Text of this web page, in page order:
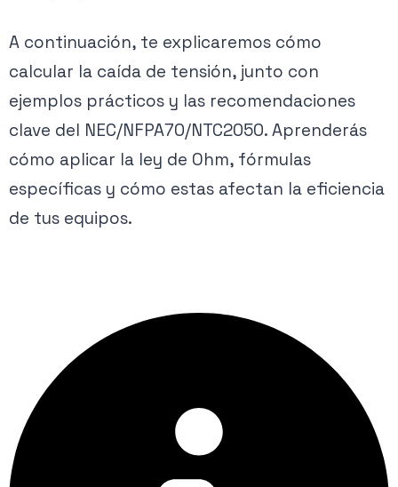
A continuación, te explicaremos cómo
calcular la caída de tensión, junto con
ejemplos prácticos y las recomendaciones
clave del NEC/NFPA70/NTC2050. Aprenderás
cómo aplicar la ley de Ohm, fórmulas
específicas y cómo estas afectan la eficiencia
de tus equipos.